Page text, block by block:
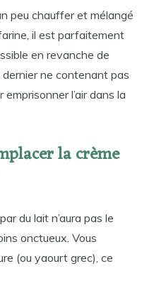
peu chauffer et mélangé
il est parfaitement
en revanche de
ne contenant pas
l’air dans la
la crème
du lait n’aura pas le
onctueux. Vous
(ou yaourt grec), ce